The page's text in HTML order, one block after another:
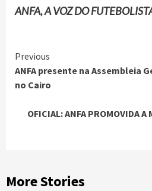
ANFA, A VOZ DO
Continue
Reading
Previous
ANFA presente na Assembleia
no Cairo
OFICIAL: ANFA PROMOVIDA A
More Stories